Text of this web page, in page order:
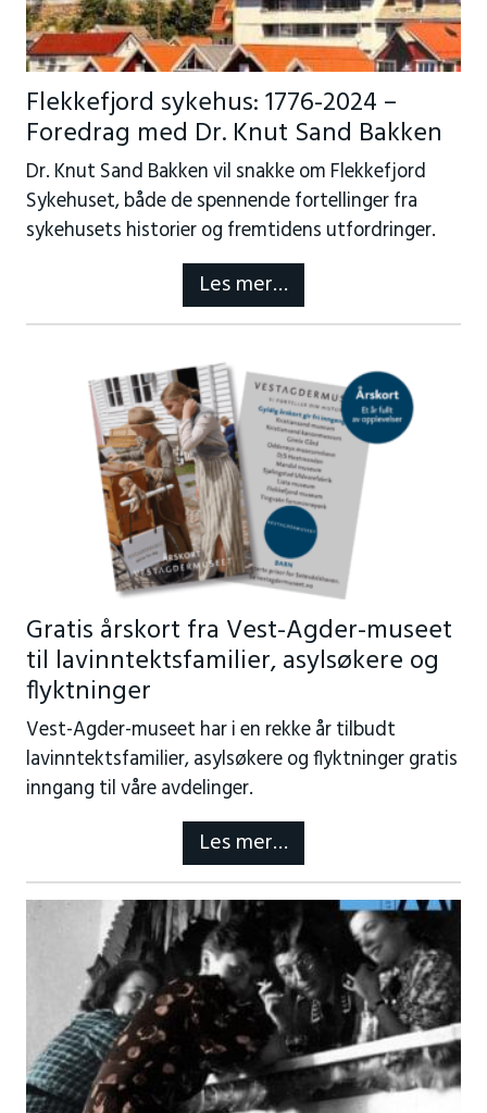
Flekkefjord sykehus: 1776-2024 –
Foredrag med Dr. Knut Sand Bakken
Dr. Knut Sand Bakken vil snakke om Flekkefjord
Sykehuset, både de spennende fortellinger fra
sykehusets historier og fremtidens utfordringer.
Les mer…
Gratis årskort fra Vest-Agder-museet
til lavinntektsfamilier, asylsøkere og
flyktninger
Vest-Agder-museet har i en rekke år tilbudt
lavinntektsfamilier, asylsøkere og flyktninger gratis
inngang til våre avdelinger.
Les mer…